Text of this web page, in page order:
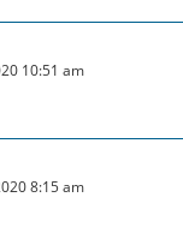
10:51 am
8:15 am